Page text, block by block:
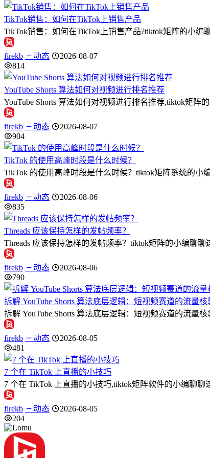
TikTok销售：如何在TikTok上销售产品
TikTok销售：如何在TikTok上销售产品?tiktok矩阵的小
firekb 动态
2026-08-07
814
YouTube Shorts 算法如何对视频进行排名推荐
YouTube Shorts 算法如何对视频进行排名推荐,tiktok矩阵
firekb 动态
2026-08-07
904
TikTok 的使用高峰时段是什么时候？
TikTok 的使用高峰时段是什么时候？tiktok矩阵系统的
firekb 动态
2026-08-06
835
Threads 应该保持怎样的发帖频率？
Threads 应该保持怎样的发帖频率？tiktok矩阵的小编聊
firekb 动态
2026-08-06
790
拆解 YouTube Shorts 算法底层逻辑：短视频赛道的流量核
拆解 YouTube Shorts 算法底层逻辑：短视频赛道的流
firekb 动态
2026-08-05
481
7 个在 TikTok 上直播的小技巧
7 个在 TikTok 上直播的小技巧,tiktok矩阵软件的小编聊
firekb 动态
2026-08-05
204